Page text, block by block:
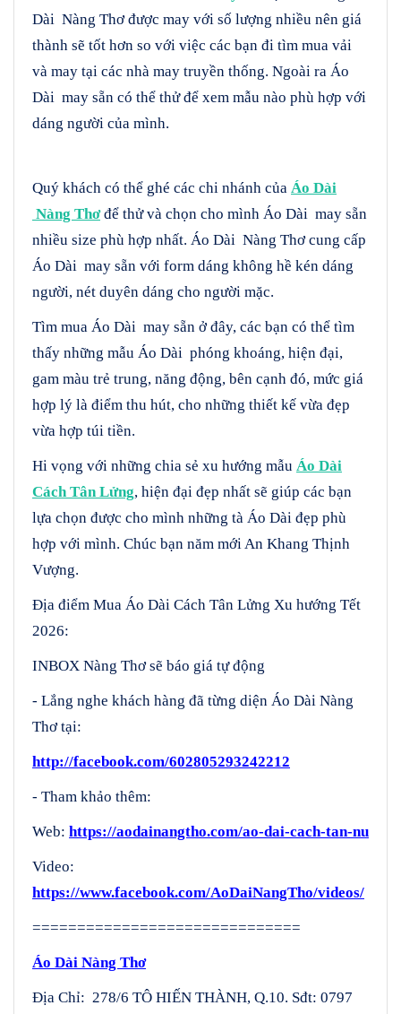
Dài Nàng Thơ được may với số lượng nhiều nên giá
thành sẽ tốt hơn so với việc các bạn đi tìm mua vải
và may tại các nhà may truyền thống. Ngoài ra Áo
Dài may sẵn có thể thử để xem mẫu nào phù hợp với
dáng người của mình.
Quý khách có thể ghé các chi nhánh của Áo Dài
Nàng Thơđể thử và chọn cho mình Áo Dài may sẵn
nhiều size phù hợp nhất. Áo Dài Nàng Thơ cung cấp
Áo Dài may sẵn với form dáng không hề kén dáng
người, nét duyên dáng cho người mặc.
Tìm mua Áo Dài may sẵn ở đây, các bạn có thể tìm
thấy những mẫu Áo Dài phóng khoáng, hiện đại,
gam màu trẻ trung, năng động, bên cạnh đó, mức giá
hợp lý là điểm thu hút, cho những thiết kế vừa đẹp
vừa hợp túi tiền.
Hi vọng với những chia sẻ xu hướng mẫu Áo Dài
Cách Tân Lửng, hiện đại đẹp nhất sẽ giúp các bạn
lựa chọn được cho mình những tà Áo Dài đẹp phù
hợp với mình. Chúc bạn năm mới An Khang Thịnh
Vượng.
Địa điểm Mua Áo Dài Cách Tân Lửng Xu hướng Tết
2026:
INBOX Nàng Thơ sẽ báo giá tự động
- Lắng nghe khách hàng đã từng diện Áo Dài Nàng
Thơ tại:
http://facebook.com/602805293242212
- Tham khảo thêm:
Web: https://aodainangtho.com/ao-dai-cach-tan-nu
Video:
https://www.facebook.com/AoDaiNangTho/videos/
==============================
Áo Dài Nàng Thơ
Địa Chỉ: 278/6 TÔ HIẾN THÀNH, Q.10. Sđt: 0797